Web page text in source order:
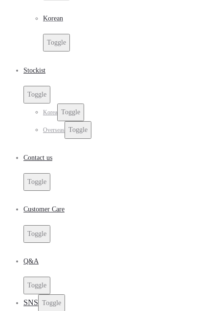
Korean
Toggle
Stockist
Toggle
Korea Toggle
Overseas Toggle
Contact us
Toggle
Customer Care
Toggle
Q&A
Toggle
SNS Toggle